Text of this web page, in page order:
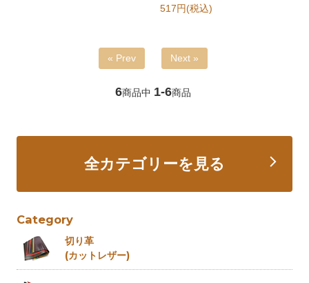
517円(税込)
« Prev Next »
6商品中 1-6商品
全カテゴリーを見る
Category
切り革
(カットレザー)